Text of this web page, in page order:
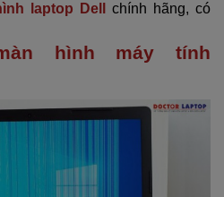
laptop Dell chính hãng, có
hình máy tính